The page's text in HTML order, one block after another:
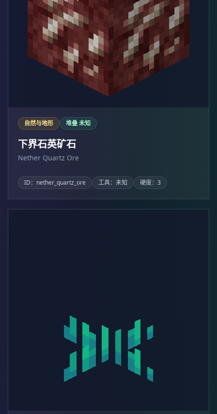
自然与地形 堆叠 未知
下界石英矿石
Nether Quartz Ore
ID：nether_quartz_ore 工具：未知 硬度：3